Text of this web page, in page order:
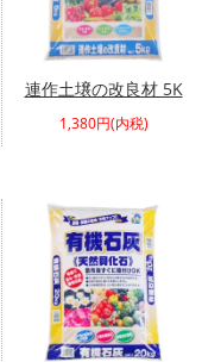
連作土壌の改良材 5K
1,380円(内税)